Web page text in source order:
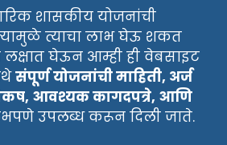
शासकीय योजनांची
त्याचा लाभ घेऊ शकत
लक्षात घेऊन आम्ही ही वेबसाइट
संपूर्ण योजनांची माहिती, अर्ज
निकष, आवश्यक कागदपत्रे, आणि
उपलब्ध करून दिली जाते.